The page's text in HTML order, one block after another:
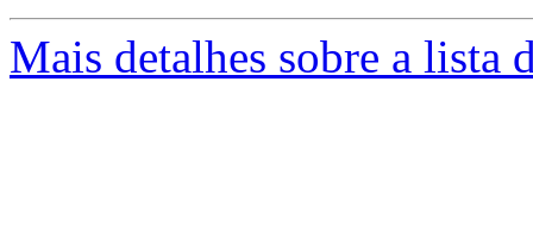
Mais detalhes sobre a lista